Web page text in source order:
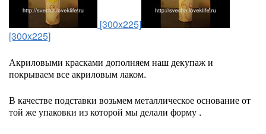
[300x225]
[300x225]
Акриловыми красками дополняем наш декупаж и
покрываем все акриловым лаком.
В качестве подставки возьмем металлическое основание от
той же упаковки из которой мы делали форму .